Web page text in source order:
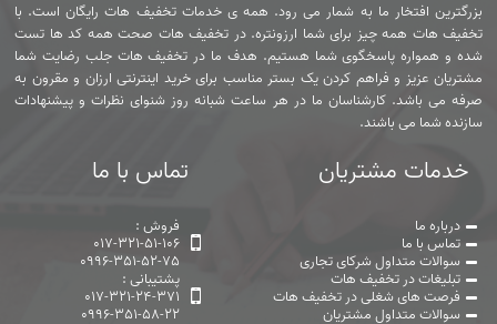
بزرگترین افتخار ما به شمار می رود. همه ی خدمات تخفیف هات رایگان است. با
تخفیف هات همه چیز برای شما ارزونتره. در تخفیف هات صحت همه کد ها تست
شده و همواره پاسخگوی شما هستیم. هدف ما در تخفیف هات جلب رضایت شما
مشتریان عزیز و فراهم کردن یک بستر مناسب برای خرید اینترنتی ارزان و مقرون به
صرفه می باشد. کارشناسان ما در هر ساعت شبانه روز شنوای نظرات و پیشنهادات
سازنده شما می باشند.
خدمات مشتریان
درباره ما
تماس با ما
سوالات متداول شرکای تجاری
تبلیغات در تخفیف هات
فرصت های شغلی در تخفیف هات
سوالات متداول مشتریان
تماس با ما
فروش :
017-321-51-106
0996-351-52-75
پشتیبانی :
017-321-24-371
0996-351-58-22